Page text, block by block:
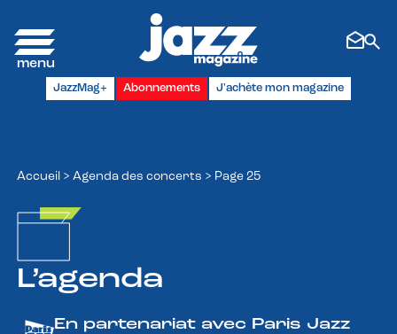
JazzMag+ Abonnements J'achète mon magazine
Accueil > Agenda des concerts > Page 25
L’agenda
En partenariat avec Paris Jazz